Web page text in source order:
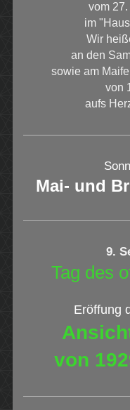
vom
im
Wir
an den
sowie am
von
aufs
Mai- und
9.
Tag des
Eröffung
von